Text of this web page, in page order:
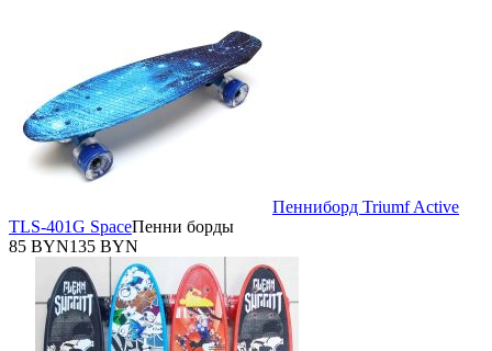
Пенниборд Triumf Active
TLS-401G SpaceПенни борды
85 BYN135 BYN